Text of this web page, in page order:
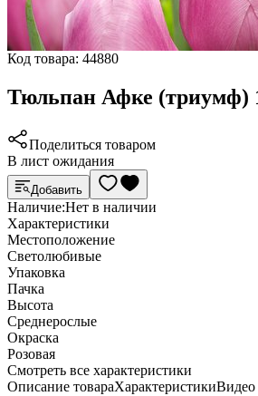
Код товара: 44880
Тюльпан Афке (триумф)
Поделиться товаром
В лист ожидания
Добавить
Наличие:Нет в наличии
Характеристики
Местоположение
Светолюбивые
Упаковка
Пачка
Высота
Среднерослые
Окраска
Розовая
Cмотреть все характеристики
Описание товараХарактеристикиВидео